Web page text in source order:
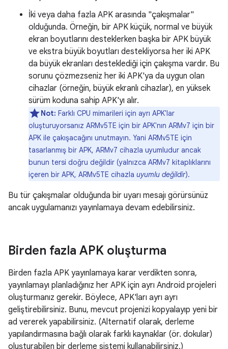
İki veya daha fazla APK arasında "çakışmalar"
olduğunda. Örneğin, bir APK küçük, normal ve büyük
ekran boyutlarını desteklerken başka bir APK büyük
ve ekstra büyük boyutları destekliyorsa her iki APK
da büyük ekranları desteklediği için çakışma vardır. Bu
sorunu çözmezseniz her iki APK'ya da uygun olan
cihazlar (örneğin, büyük ekranlı cihazlar), en yüksek
sürüm koduna sahip APK'yı alır.
Not: Farklı CPU mimarileri için ayrı APK'lar
oluşturuyorsanız ARMv5TE için bir APK'nın ARMv7 için bir
APK ile çakışacağını unutmayın. Yani ARMv5TE için
tasarlanmış bir APK, ARMv7 cihazla uyumludur ancak
bunun tersi doğru değildir (yalnızca ARMv7 kitaplıklarını
içeren bir APK, ARMv5TE cihazla uyumlu değildir).
Bu tür çakışmalar olduğunda bir uyarı mesajı görürsünüz
ancak uygulamanızı yayınlamaya devam edebilirsiniz.
Birden fazla APK oluşturma
Birden fazla APK yayınlamaya karar verdikten sonra,
yayınlamayı planladığınız her APK için ayrı Android projeleri
oluşturmanız gerekir. Böylece, APK'ları ayrı ayrı
geliştirebilirsiniz. Bunu, mevcut projenizi kopyalayıp yeni bir
ad vererek yapabilirsiniz. (Alternatif olarak, derleme
yapılandırmasına bağlı olarak farklı kaynaklar (ör. dokular)
oluşturabilen bir derleme sistemi kullanabilirsiniz.)